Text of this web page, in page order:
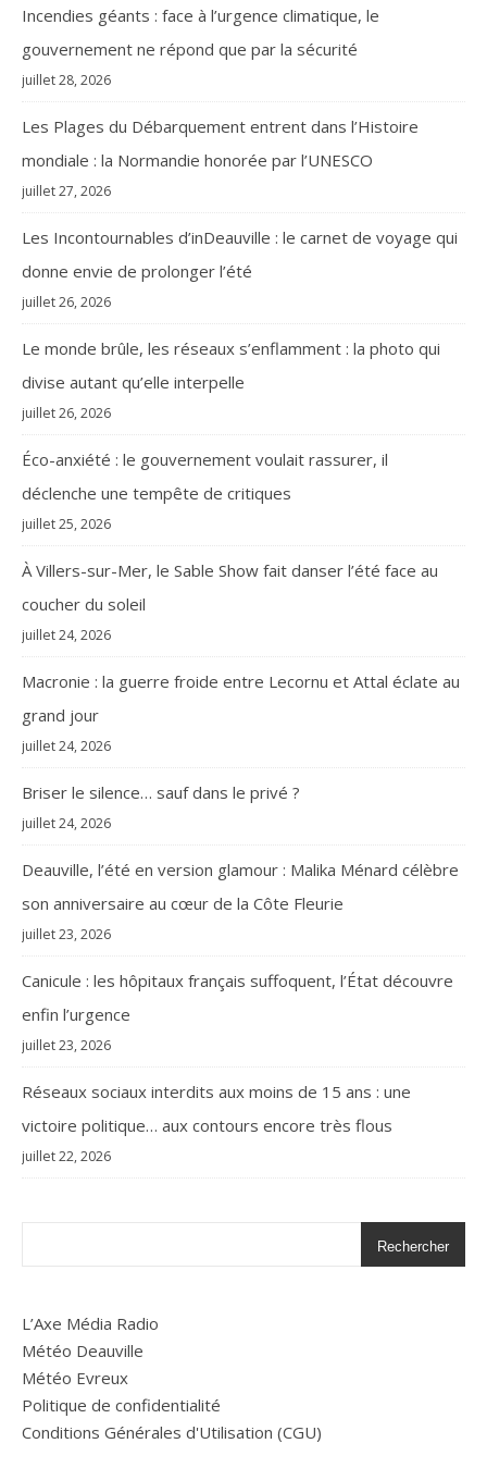
Incendies géants : face à l’urgence climatique, le
gouvernement ne répond que par la sécurité
juillet 28, 2026
Les Plages du Débarquement entrent dans l’Histoire
mondiale : la Normandie honorée par l’UNESCO
juillet 27, 2026
Les Incontournables d’inDeauville : le carnet de voyage qui
donne envie de prolonger l’été
juillet 26, 2026
Le monde brûle, les réseaux s’enflamment : la photo qui
divise autant qu’elle interpelle
juillet 26, 2026
Éco-anxiété : le gouvernement voulait rassurer, il
déclenche une tempête de critiques
juillet 25, 2026
À Villers-sur-Mer, le Sable Show fait danser l’été face au
coucher du soleil
juillet 24, 2026
Macronie : la guerre froide entre Lecornu et Attal éclate au
grand jour
juillet 24, 2026
Briser le silence… sauf dans le privé ?
juillet 24, 2026
Deauville, l’été en version glamour : Malika Ménard célèbre
son anniversaire au cœur de la Côte Fleurie
juillet 23, 2026
Canicule : les hôpitaux français suffoquent, l’État découvre
enfin l’urgence
juillet 23, 2026
Réseaux sociaux interdits aux moins de 15 ans : une
victoire politique… aux contours encore très flous
juillet 22, 2026
Rechercher
L’Axe Média Radio
Météo Deauville
Météo Evreux
Politique de confidentialité
Conditions Générales d'Utilisation (CGU)